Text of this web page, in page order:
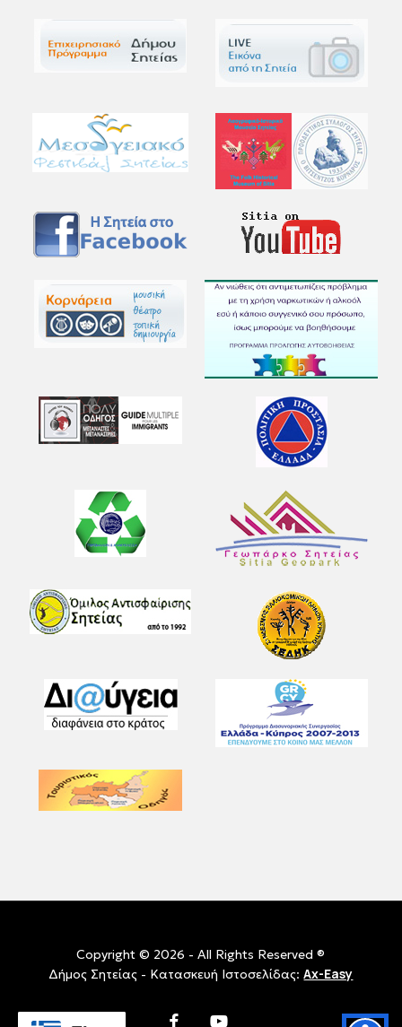
Copyright © 2026 - All Rights Reserved ®
Δήμος Σητείας - Κατασκευή Ιστοσελίδας:Ax-Easy
facebookyoutube